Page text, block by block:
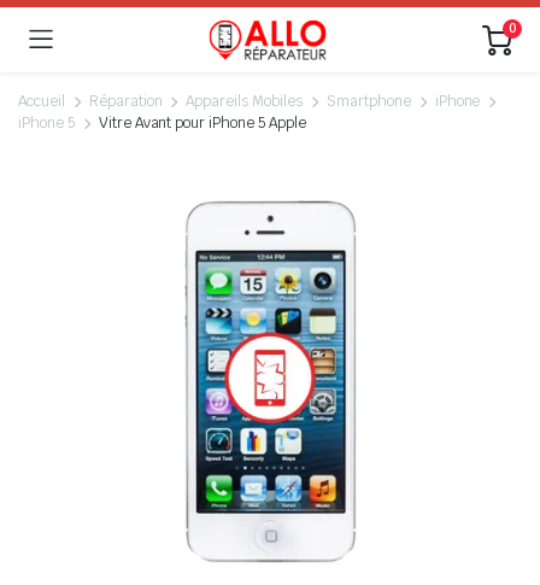
0
Accueil Réparation Appareils Mobiles Smartphone
iPhone
iPhone 5
Vitre Avant pour iPhone 5 Apple